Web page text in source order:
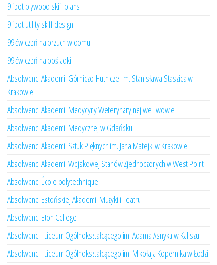
9 foot plywood skiff plans
9 foot utility skiff design
99 ćwiczeń na brzuch w domu
99 ćwiczeń na pośladki
Absolwenci Akademii Górniczo-Hutniczej im. Stanisława Staszica w
Krakowie
Absolwenci Akademii Medycyny Weterynaryjnej we Lwowie
Absolwenci Akademii Medycznej w Gdańsku
Absolwenci Akademii Sztuk Pięknych im. Jana Matejki w Krakowie
Absolwenci Akademii Wojskowej Stanów Zjednoczonych w West Point
Absolwenci École polytechnique
Absolwenci Estońskiej Akademii Muzyki i Teatru
Absolwenci Eton College
Absolwenci I Liceum Ogólnokształcącego im. Adama Asnyka w Kaliszu
Absolwenci I Liceum Ogólnokształcącego im. Mikołaja Kopernika w Łodzi